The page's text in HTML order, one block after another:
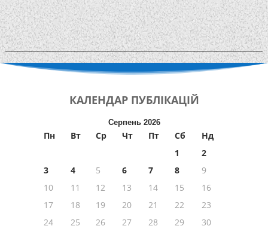
КАЛЕНДАР ПУБЛІКАЦІЙ
Серпень 2026
Пн Вт Ср Чт Пт Сб
Нд
1
2
3
4 5 6 7 8
9
10
11 12 13 14 15
16
17
18 19 20 21 22
23
24
25 26 27 28 29
30